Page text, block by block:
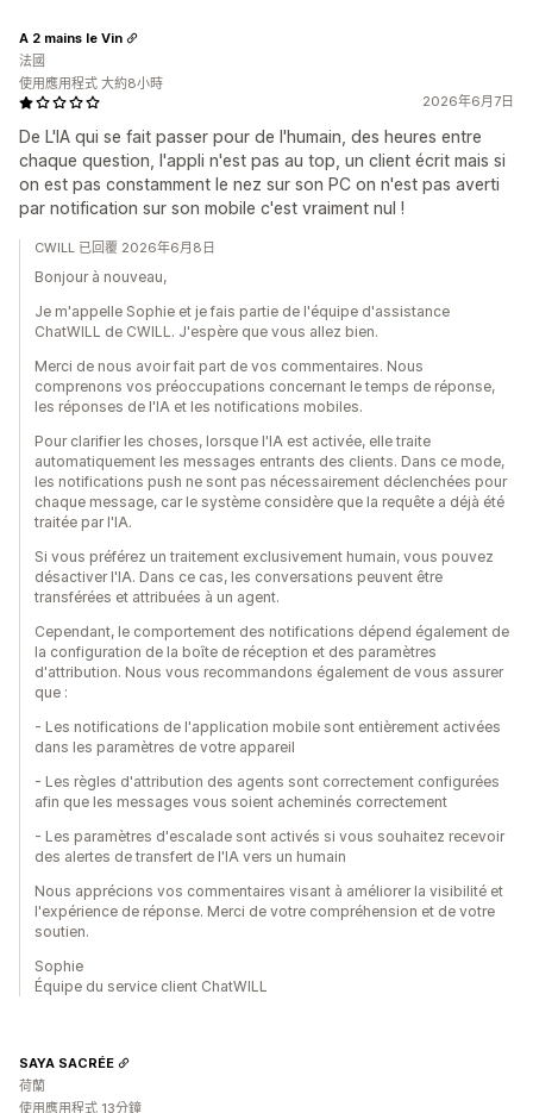
2026年6月7日
De L'IA qui se fait passer pour de l'humain, des heures entre
chaque question, l'appli n'est pas au top, un client écrit mais si
on est pas constamment le nez sur son PC on n'est pas averti
par notification sur son mobile c'est vraiment nul !
A 2 mains le Vin
法國
使用應用程式 大約8小時
CWILL 已回覆 2026年6月8日
Bonjour à nouveau,
Je m'appelle Sophie et je fais partie de l'équipe d'assistance
ChatWILL de CWILL. J'espère que vous allez bien.
Merci de nous avoir fait part de vos commentaires. Nous
comprenons vos préoccupations concernant le temps de réponse,
les réponses de l'IA et les notifications mobiles.
Pour clarifier les choses, lorsque l'IA est activée, elle traite
automatiquement les messages entrants des clients. Dans ce mode,
les notifications push ne sont pas nécessairement déclenchées pour
chaque message, car le système considère que la requête a déjà été
traitée par l'IA.
Si vous préférez un traitement exclusivement humain, vous pouvez
désactiver l'IA. Dans ce cas, les conversations peuvent être
transférées et attribuées à un agent.
Cependant, le comportement des notifications dépend également de
la configuration de la boîte de réception et des paramètres
d'attribution. Nous vous recommandons également de vous assurer
que :
- Les notifications de l'application mobile sont entièrement activées
dans les paramètres de votre appareil
- Les règles d'attribution des agents sont correctement configurées
afin que les messages vous soient acheminés correctement
- Les paramètres d'escalade sont activés si vous souhaitez recevoir
des alertes de transfert de l'IA vers un humain
Nous apprécions vos commentaires visant à améliorer la visibilité et
l'expérience de réponse. Merci de votre compréhension et de votre
soutien.
Sophie
Équipe du service client ChatWILL
SAYA SACRÉE
荷蘭
使用應用程式 13分鐘